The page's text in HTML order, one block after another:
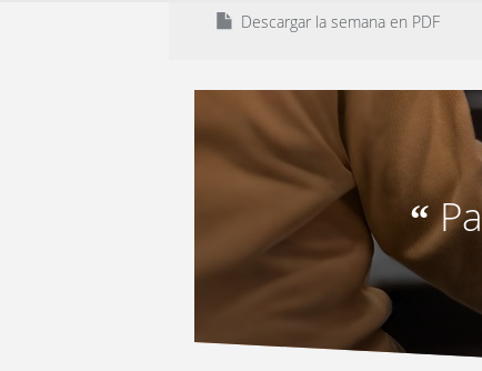
Descargar la semana en PDF
“